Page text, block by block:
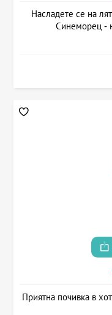
Насладете се на
Синеморец -
Приятна почивка в